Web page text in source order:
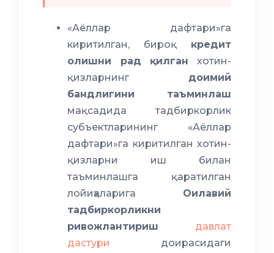
«Аёллар дафтари»га
киритилган, бироқ кредит
олишни рад қилган хотин-
қизларнинг доимий
бандлигини таъминлаш
мақсадида тадбиркорлик
субъектларининг «Аёллар
дафтари»га киритилган хотин-
қизларни иш билан
таъминлашга қаратилган
лойиҳаларига Оилавий
тадбиркорликни
ривожлантириш
давлат
дастури
доирасидаги